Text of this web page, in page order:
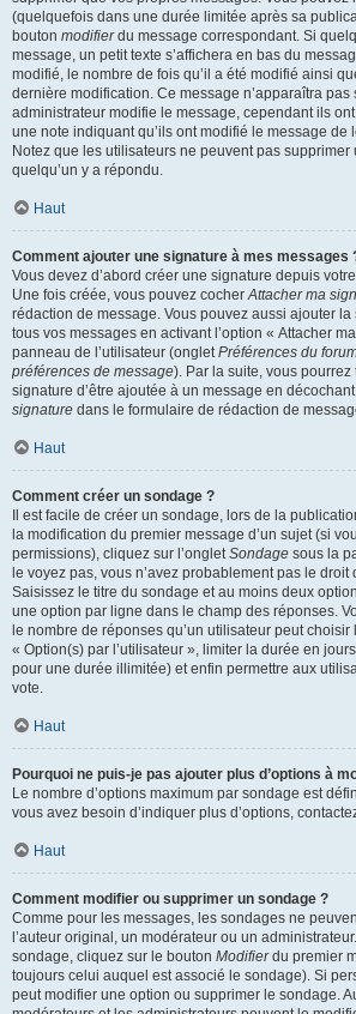
(quelquefois dans une durée limitée après sa
bouton modifierdu message correspondant. Si
message, un petit texte s’affichera en bas du
modifié, le nombre de fois qu’il a été modifié ainsi
dernière modification. Ce message n’apparaîtra pas
administrateur modifie le message, cependant ils
une note indiquant qu’ils ont modifié le message de
Notez que les utilisateurs ne peuvent pas
quelqu’un y a répondu.
Haut
Comment ajouter une signature à mes messages
Vous devez d’abord créer une signature depuis
Une fois créée, vous pouvez cocherAttacher ma
rédaction de message. Vous pouvez aussi ajouter
tous vos messages en activant l’option « Attacher
panneau de l’utilisateur (ongletPréférences du
préférences de message). Par la suite, vous
signature d’être ajoutée à un message en
signature dans le formulaire de rédaction de
Haut
Comment créer un sondage ?
Il est facile de créer un sondage, lors de la
la modification du premier message d’un sujet (si
permissions), cliquez sur l’ongletSondage sous la
le voyez pas, vous n’avez probablement pas le
Saisissez le titre du sondage et au moins deux
une option par ligne dans le champ des réponses.
le nombre de réponses qu’un utilisateur peut
« Option(s) par l’utilisateur », limiter la durée en
pour une durée illimitée) et enfin permettre aux
vote.
Haut
Pourquoi ne puis-je pas ajouter plus d’options à
Le nombre d’options maximum par sondage est
vous avez besoin d’indiquer plus d’options,
Haut
Comment modifier ou supprimer un sondage ?
Comme pour les messages, les sondages ne
l’auteur original, un modérateur ou un
sondage, cliquez sur le bouton Modifierdu premier
toujours celui auquel est associé le sondage). Si
peut modifier une option ou supprimer le sondage.